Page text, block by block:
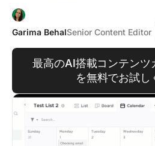
Garima BehalSenior Content Editor
最高のAI搭載コンテンツ
を無料でお試し